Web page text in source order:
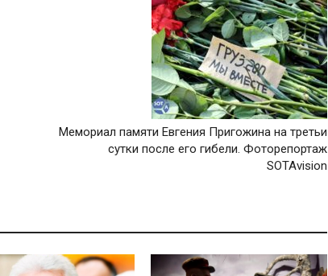
Мемориал памяти Евгения Пригожина на третьи
сутки после его гибели. Фоторепортаж
SOTAvision